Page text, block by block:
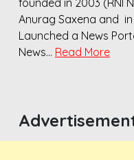
founded in 2003 (RNI
Anurag Saxena and in
Launched a News
News… Read More